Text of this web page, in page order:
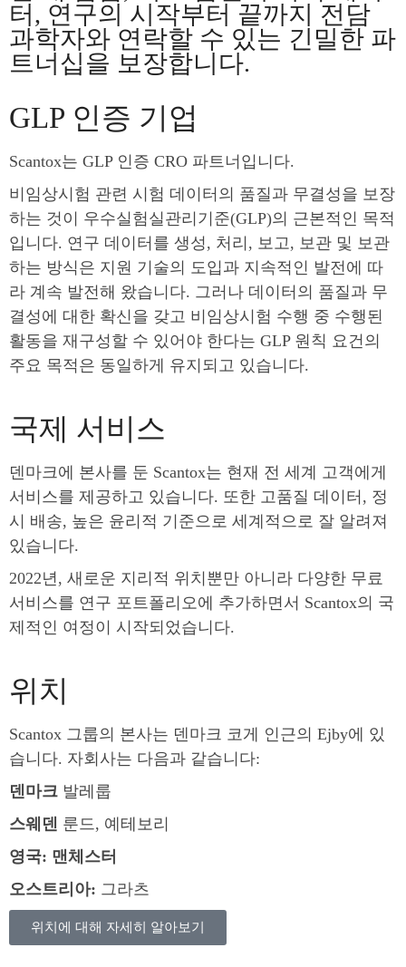
터, 연구의 시작부터 끝까지 전담
과학자와 연락할 수 있는 긴밀한 파
트너십을 보장합니다.
GLP 인증 기업
Scantox는 GLP 인증 CRO 파트너입니다.
비임상시험 관련 시험 데이터의 품질과 무결성을 보장
하는 것이 우수실험실관리기준(GLP)의 근본적인 목적
입니다. 연구 데이터를 생성, 처리, 보고, 보관 및 보관
하는 방식은 지원 기술의 도입과 지속적인 발전에 따
라 계속 발전해 왔습니다. 그러나 데이터의 품질과 무
결성에 대한 확신을 갖고 비임상시험 수행 중 수행된
활동을 재구성할 수 있어야 한다는 GLP 원칙 요건의
주요 목적은 동일하게 유지되고 있습니다.
국제 서비스
덴마크에 본사를 둔 Scantox는 현재 전 세계 고객에게
서비스를 제공하고 있습니다. 또한 고품질 데이터, 정
시 배송, 높은 윤리적 기준으로 세계적으로 잘 알려져
있습니다.
2022년, 새로운 지리적 위치뿐만 아니라 다양한 무료
서비스를 연구 포트폴리오에 추가하면서 Scantox의 국
제적인 여정이 시작되었습니다.
위치
Scantox 그룹의 본사는 덴마크 코게 인근의 Ejby에 있
습니다. 자회사는 다음과 같습니다:
덴마크 발레룹
스웨덴 룬드, 예테보리
영국: 맨체스터
오스트리아: 그라츠
위치에 대해 자세히 알아보기